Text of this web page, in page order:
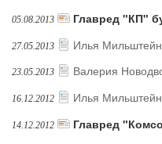
05.08.2013 Главред "КП"
27.05.2013 Илья Мильштейн
23.05.2013 Валерия
16.12.2012 Илья Мильштейн
14.12.2012 Главред